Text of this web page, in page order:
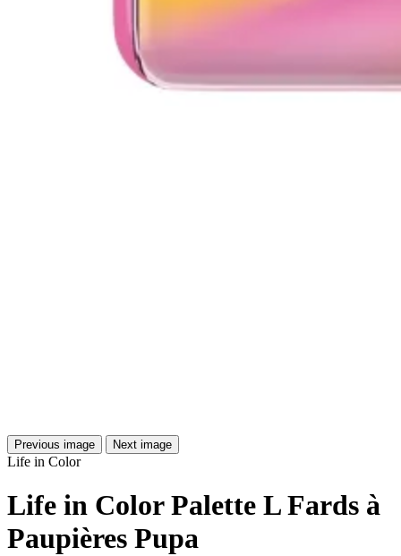
Previous image Next image
Life in Color
Life in Color Palette L Fards à
Paupières Pupa